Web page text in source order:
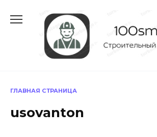
содержанию
ГЛАВНАЯ СТРАНИЦА
usovanton